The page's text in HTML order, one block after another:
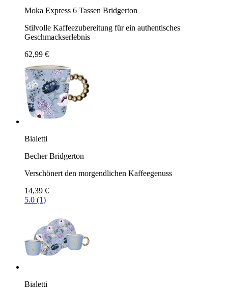
Moka Express 6 Tassen Bridgerton
Stilvolle Kaffeezubereitung für ein authentisches
Geschmackserlebnis
62,99 €
Bialetti
Becher Bridgerton
Verschönert den morgendlichen Kaffeegenuss
14,39 €
5.0 (1)
Bialetti